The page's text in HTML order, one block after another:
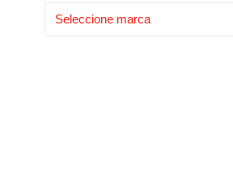
Seleccione marca